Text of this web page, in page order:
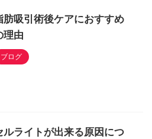
肪吸引術後ケアにおすすめ
理由
ブログ
ルライトが出来る原因につ